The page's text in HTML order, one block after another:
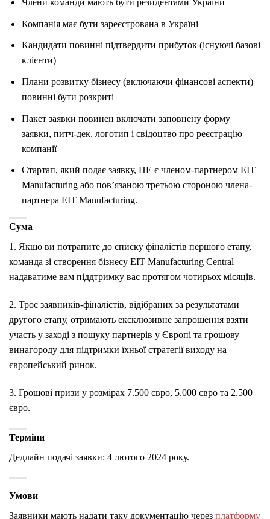
Члени команди мають бути резидентами України
Компанія має бути зареєстрована в Україні
Кандидати повинні підтвердити прибуток (існуючі базові
клієнти)
Плани розвитку бізнесу (включаючи фінансові аспекти)
повинні бути розкриті
Пакет заявки повинен включати заповнену форму
заявки, питч-дек, логотип і свідоцтво про реєстрацію
компанії
Стартап, який подає заявку, НЕ є членом-партнером EIT
Manufacturing або пов’язаною третьою стороною члена-
партнера EIT Manufacturing.
Сума
1. Якщо ви потрапите до списку фіналістів першого етапу,
команда зі створення бізнесу EIT Manufacturing Central
надаватиме вам піддтримку вас протягом чотирьох місяців.
2. Троє заявників-фіналістів, відібраних за результатами
другого етапу, отримають ексклюзивне запрошення взяти
участь у заході з пошуку партнерів у Європі та грошову
винагороду для підтримки їхньої стратегії виходу на
європейський ринок.
3. Грошові призи у розмірах 7.500 євро, 5.000 євро та 2.500
євро.
Терміни
Дедлайн подачі заявки: 4 лютого 2024 року.
Умови
Заявники мають надати таку документацію через платформу